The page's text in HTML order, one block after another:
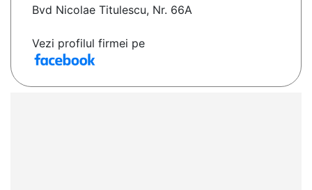
Bvd Nicolae Titulescu, Nr. 66A
Vezi profilul firmei pe